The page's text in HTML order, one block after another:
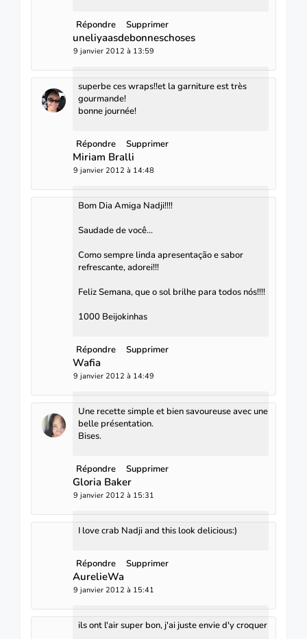
Répondre Supprimer
uneliyaasdebonneschoses
9 janvier 2012 à 13:59
superbe ces wraps!!et la garniture est très
gourmande!
bonne journée!
Répondre Supprimer
Miriam Bralli
9 janvier 2012 à 14:48
Bom Dia Amiga Nadji!!!!
Saudade de você...
Como sempre linda apresentação e sabor
refrescante, adorei!!!
Feliz Semana, que o sol brilhe para todos nós!!!!
1000 Beijokinhas
Répondre Supprimer
Wafia
9 janvier 2012 à 14:49
Une recette simple et bien savoureuse avec une
belle présentation.
Bises.
Répondre Supprimer
Gloria Baker
9 janvier 2012 à 15:31
I love crab Nadji and this look delicious:)
Répondre Supprimer
AurelieWa
9 janvier 2012 à 15:41
ils ont l'air super bon, j'ai juste envie d'y croquer